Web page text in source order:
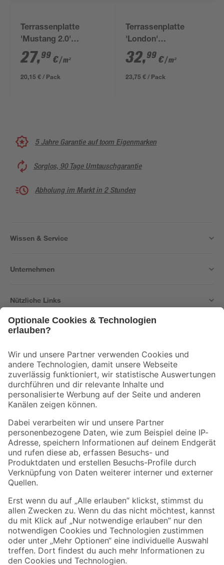
Terrassenplatte
'Mustang 2.0'
Feinsteinzeug grau 60
x 60 x 2 cm
27,99 €/ m²
20,15 € / Pack
Terrassenplatte
'London'
Feinsteinzeug grau 60
x 60 x 2 cm
32,99 €/ m²
23,75 € / Pack
5 Jahre Garantie auf toom Eigenmarken
Sorglos, 90 Tage Umtauschgarantie
Abholung im Markt in 2 Stunden
Wissen & Service
Unternehmen
Nützliche Links
Der toom Newsletter: Keine Angebote und Aktionen mehr verpassen!
Zur Newsletter Anmeldung
Folge uns
Zahlungsarten Versandarten
Sicher einkaufen
Jetzt die toom-App herunterladen